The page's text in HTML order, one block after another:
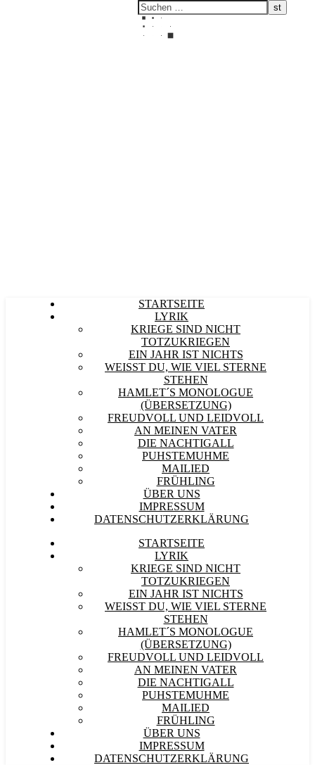
STARTSEITE
LYRIK
KRIEGE SIND NICHT
TOTZUKRIEGEN
EIN JAHR IST NICHTS
WEISST DU, WIE VIEL STERNE S
TEHEN
HAMLET´S MONOLOGUE
(ÜBERSETZUNG)
FREUDVOLL UND LEIDVOLL
AN MEINEN VATER
DIE NACHTIGALL
PUHSTEMUHME
MAILIED
FRÜHLING
ÜBER UNS
IMPRESSUM
DATENSCHUTZERKLÄRUNG
STARTSEITE
LYRIK
KRIEGE SIND NICHT
TOTZUKRIEGEN
EIN JAHR IST NICHTS
WEISST DU, WIE VIEL STERNE S
TEHEN
HAMLET´S MONOLOGUE
(ÜBERSETZUNG)
FREUDVOLL UND LEIDVOLL
AN MEINEN VATER
DIE NACHTIGALL
PUHSTEMUHME
MAILIED
FRÜHLING
ÜBER UNS
IMPRESSUM
DATENSCHUTZERKLÄRUNG